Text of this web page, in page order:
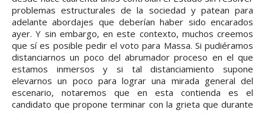
problemas estructurales de la sociedad y patean para
adelante abordajes que deberían haber sido encarados
ayer. Y sin embargo, en este contexto, muchos creemos
que sí es posible pedir el voto para Massa. Si pudiéramos
distanciarnos un poco del abrumador proceso en el que
estamos inmersos y si tal distanciamiento supone
elevarnos un poco para lograr una mirada general del
escenario, notaremos que en esta contienda es el
candidato que propone terminar con la grieta que durante